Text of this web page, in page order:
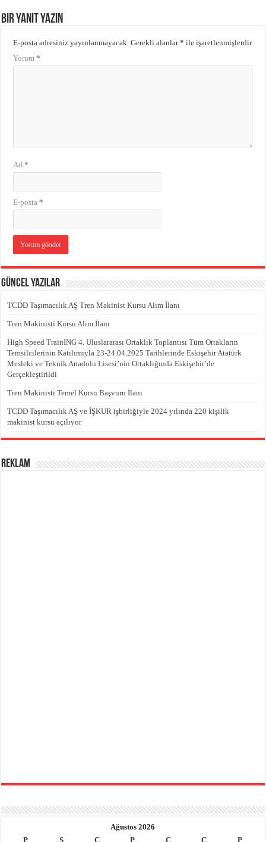
Bir yanıt yazın
E-posta adresiniz yayınlanmayacak. Gerekli alanlar* ile işaretlenmişlerdir
Yorum*
Ad*
E-posta*
Güncel Yazılar
TCDD Taşımacılık AŞ Tren Makinist Kursu Alım İlanı
Tren Makinisti Kursu Alım İlanı
High Speed TrainING 4. Uluslararası Ortaklık Toplantısı Tüm Ortakların
Temsilcilerinin Katılımıyla 23-24.04.2025 Tarihlerinde Eskişehir Atatürk
Mesleki ve Teknik Anadolu Lisesi’nin Ortaklığında Eskişehir’de
Gerçekleştirildi
Tren Makinisti Temel Kursu Başvuru İlanı
TCDD Taşımacılık AŞ ve İŞKUR işbirliğiyle 2024 yılında 220 kişilik
makinist kursu açılıyor
REKLAM
Ağustos 2026
P
S Ç P C C
P